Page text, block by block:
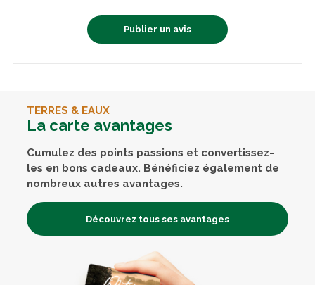
Publier un avis
TERRES & EAUX
La carte avantages
Cumulez des points passions et convertissez-
les en bons cadeaux. Bénéficiez également de
nombreux autres avantages.
Découvrez tous ses avantages